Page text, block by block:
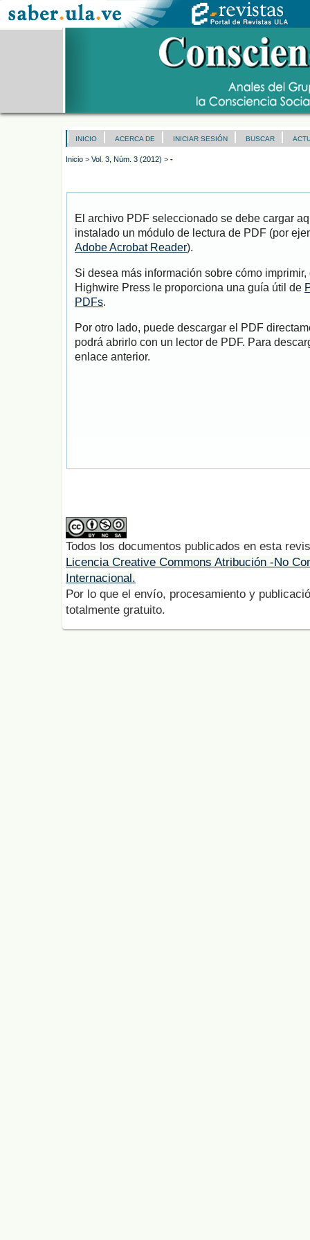
INICIO ACERCA DE INICIAR SESIÓN BUSCAR
Inicio > Vol. 3, Núm. 3 (2012) > -
El archivo PDF seleccionado se debe cargar
instalado un módulo de lectura de PDF (por
Adobe Acrobat Reader).
Si desea más información sobre cómo
Highwire Press le proporciona una guía útil de
PDFs.
Por otro lado, puede descargar el PDF
podrá abrirlo con un lector de PDF. Para
enlace anterior.
Todos los documentos publicados en esta
Licencia Creative Commons Atribución -No
Internacional.
Por lo que el envío, procesamiento y
totalmente gratuito.